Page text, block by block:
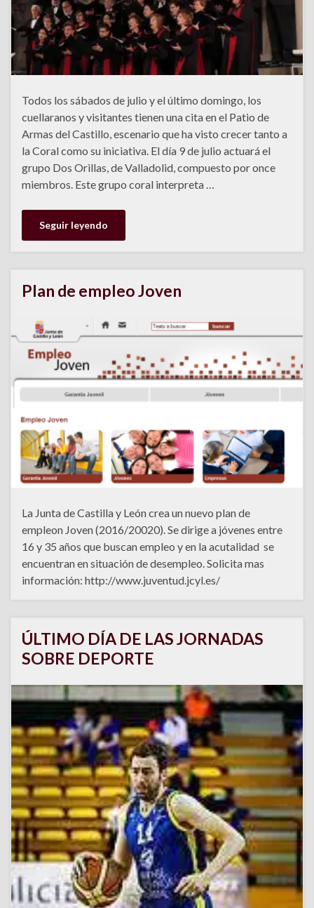
Todos los sábados de julio y el último domingo, los
cuellaranos y visitantes tienen una cita en el Patio de
Armas del Castillo, escenario que ha visto crecer tanto a
la Coral como su iniciativa. El día 9 de julio actuará el
grupo Dos Orillas, de Valladolid, compuesto por once
miembros. Este grupo coral interpreta …
Seguir leyendo
Plan de empleo Joven
La Junta de Castilla y León crea un nuevo plan de
empleon Joven (2016/20020). Se dirige a jóvenes entre
16 y 35 años que buscan empleo y en la acutalidad se
encuentran en situación de desempleo. Solicita mas
información: http://www.juventud.jcyl.es/
ÚLTIMO DÍA DE LAS JORNADAS
SOBRE DEPORTE